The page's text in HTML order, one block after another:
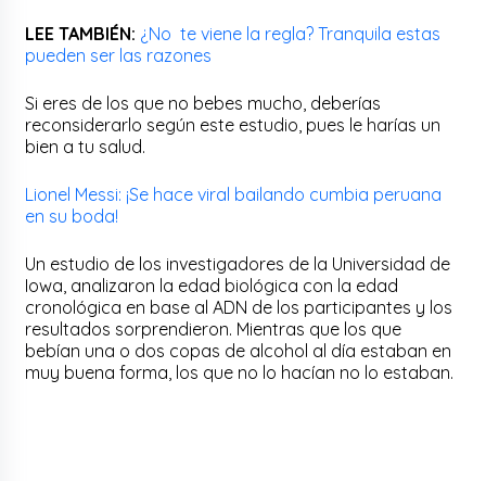
LEE TAMBIÉN: ¿No te viene la regla? Tranquila estas
pueden ser las razones
Si eres de los que no bebes mucho, deberías
reconsiderarlo según este estudio, pues le harías un
bien a tu salud.
Lionel Messi: ¡Se hace viral bailando cumbia peruana
en su boda!
Un estudio de los investigadores de la Universidad de
Iowa, analizaron la edad biológica con la edad
cronológica en base al ADN de los participantes y los
resultados sorprendieron. Mientras que los que
bebían una o dos copas de alcohol al día estaban en
muy buena forma, los que no lo hacían no lo estaban.